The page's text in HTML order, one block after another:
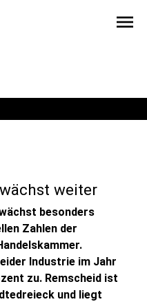
menu
weiter
besonders
Zahlen der
Industrie im Jahr
zu. Remscheid ist
und liegt